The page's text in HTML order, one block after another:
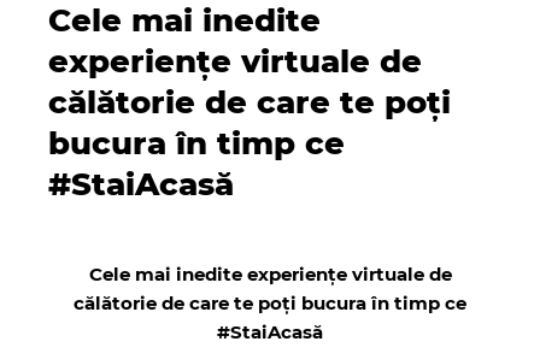
Cele mai inedite
experiențe virtuale de
călătorie de care te poți
bucura în timp ce
#StaiAcasă
Cele mai inedite experiențe virtuale de
călătorie de care te poți bucura în timp ce
#StaiAcasă